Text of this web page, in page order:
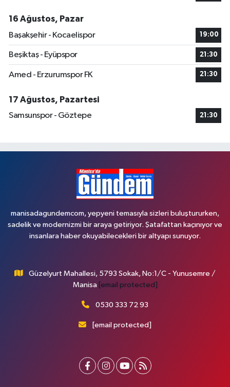
16 Ağustos, Pazar
Başakşehir - Kocaelispor
19:00
Beşiktaş - Eyüpspor 21:30
Amed - Erzurumspor FK 21:30
17 Ağustos, Pazartesi
Samsunspor - Göztepe
21:30
manisadagundemcom, yepyeni temasıyla sizleri buluştururken,
sadelik ve modernizmi bir araya getiriyor. Şatafattan kaçınıyor ve
insanlara haber okuyabilecekleri bir altyapı sunuyor.
Güzelyurt Mahallesi, 5793 Sokak, No:1/C - Yunusemre /
Manisa [email protected]
0530 333 72 93
[email protected]